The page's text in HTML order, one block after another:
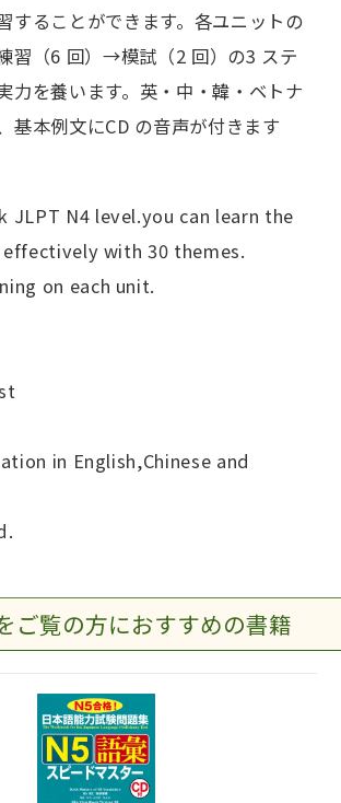
することができます。各ユニットの
習（6 回）→模試（2 回）の3 ステ
力を養います。英・中・韓・ベトナ
基本例文にCD の音声が付きます
JLPT N4 level.you can learn the
with 30 themes.
on each unit.
in English,Chinese and
ご覧の方におすすめの書籍